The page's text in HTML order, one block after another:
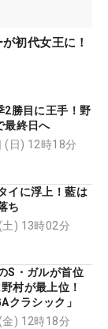
初代女王に！
2勝目に王手！野
最終日へ
(日) 12時18分
イに浮上！藍は
ち
) 13時02分
S・ガルが首位
村が最上位！
クラシック」
) 12時18分